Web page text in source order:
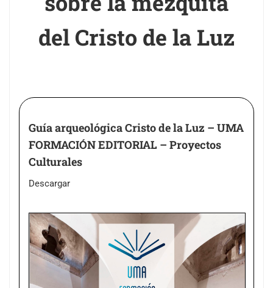
del Cristo de la Luz
Guía arqueológica Cristo de la Luz – UMA
FORMACIÓN EDITORIAL – Proyectos
Culturales
Descargar